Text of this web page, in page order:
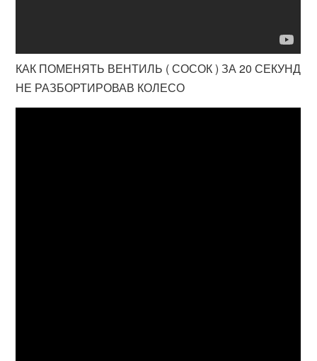
КАК ПОМЕНЯТЬ ВЕНТИЛЬ ( СОСОК ) ЗА 20 СЕКУНД
НЕ РАЗБОРТИРОВАВ КОЛЕСО